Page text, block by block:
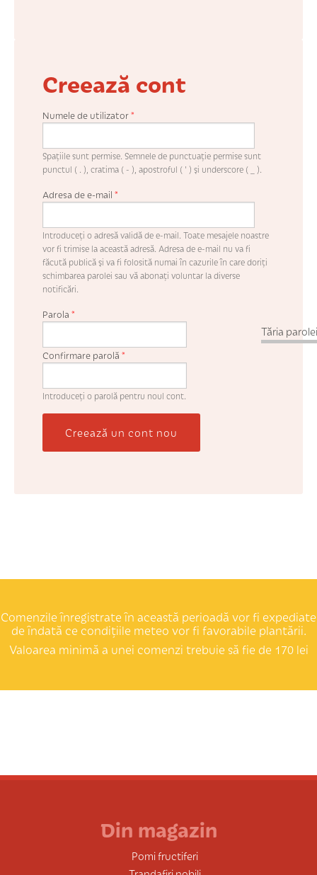
Creează cont
Numele de utilizator*
Spaţiile sunt permise. Semnele de punctuaţie permise sunt
punctul ( . ), cratima ( - ), apostroful ( ' ) şi underscore ( _ ).
Adresa de e-mail *
Introduceţi o adresă validă de e-mail. Toate mesajele noastre
vor fi trimise la această adresă. Adresa de e-mail nu va fi
făcută publică şi va fi folosită numai în cazurile în care doriţi
schimbarea parolei sau vă abonaţi voluntar la diverse
notificări.
Tăria
Parola *
Confirmare parolă *
Introduceţi o parolă pentru noul cont.
Creează un cont nou
Comenzile înregistrate în această perioadă vor fi expediate
de îndată ce condițiile meteo vor fi favorabile plantării.
Valoarea minimă a unei comenzi trebuie să fie de 170 lei
Din magazin
Pomi fructiferi